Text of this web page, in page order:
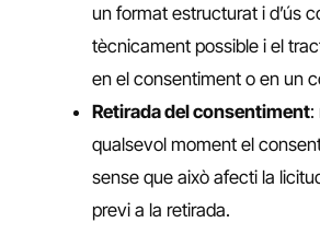
un format estructurat i d’ús
tècnicament possible i el
en el consentiment o en un
Retirada del consentiment:
qualsevol moment el
sense que això afecti la
previ a la retirada.